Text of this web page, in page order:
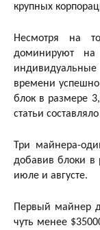
крупных
Несмотря на
доминируют
времени
блок в размере
статьи
Три майнера-
добавив блоки в
июле и августе.
Первый майнер
чуть менее